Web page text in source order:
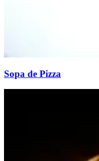
Sopa de Pizza